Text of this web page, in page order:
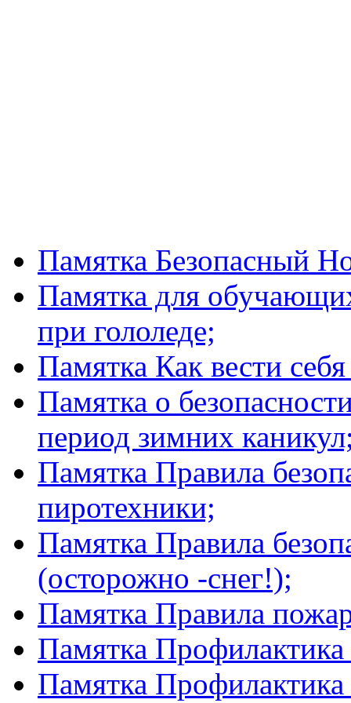
Памятка Безопасный
Памятка для
при гололеде;
Памятка Как вести
Памятка о
период зимних
Памятка Правила
пиротехники;
Памятка Правила
(осторожно -снег!);
Памятка Правила
Памятка
Памятка